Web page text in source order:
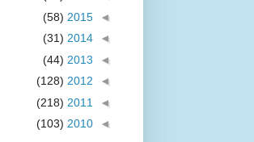
◄
2015
(58)
◄
2014
(31)
◄
2013
(44)
◄
2012
(128)
◄
2011
(218)
◄
2010
(103)